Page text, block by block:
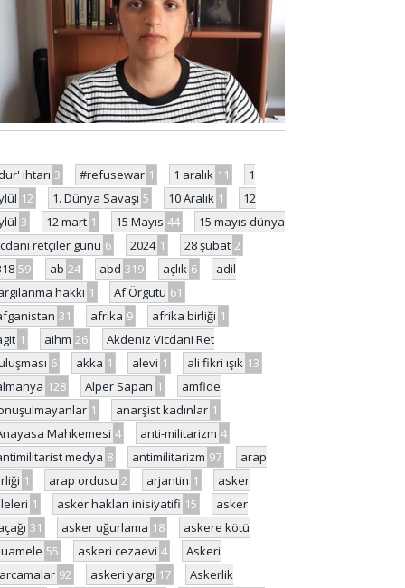
ihtarı 3 #refusewar 1 1 aralık 11
1
12 1. Dünya Savaşı 5 10 Aralık 1
12
3 12 mart 1 15 Mayıs 44
15 mayıs dünya
retçiler günü 6 2024 1 28 şubat 2
59 ab 24 abd 319 açlık 6
adil
hakkı 1 Af Örgütü 61
31 afrika 9 afrika birliği 1
1 aihm 26
Akdeniz Vicdani Ret
6 akka 1 alevi 1 ali fikri ışık 13
128 Alper Sapan 1
amfide
1 anarşist kadınlar 1
Mahkemesi 4 anti-militarizm 4
medya 8 antimilitarizm 97
arap
1 arap ordusu 2 arjantin 1
asker
1 asker hakları inisiyatifi 15
asker
31 asker uğurlama 18
askere kötü
55 askeri cezaevi 4
Askeri
92 askeri yargı 17
Askerlik